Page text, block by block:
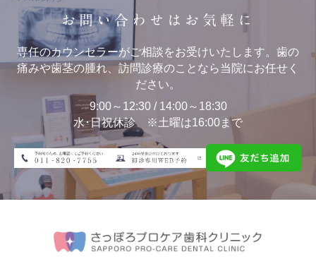
お問い合わせはお気軽に
専任のカウンセラーがご相談をお受けいたします。歯の
痛みや歯茎の腫れ、訪問診療のことなら当院にお任せく
ださい。
9:00～12:30 / 14:00～18:30
水･日祝休診 ※土曜は16:00まで